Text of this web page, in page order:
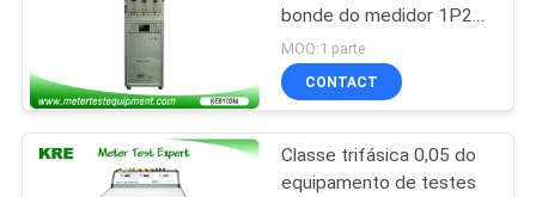
CONTACTE-
NOS
PEÇA
bonde do medidor 1P2W
e fácil de usar
poderosos
MOQ:1 parte
CONTACT
Classe trifásica 0,05 do
equipamento de testes